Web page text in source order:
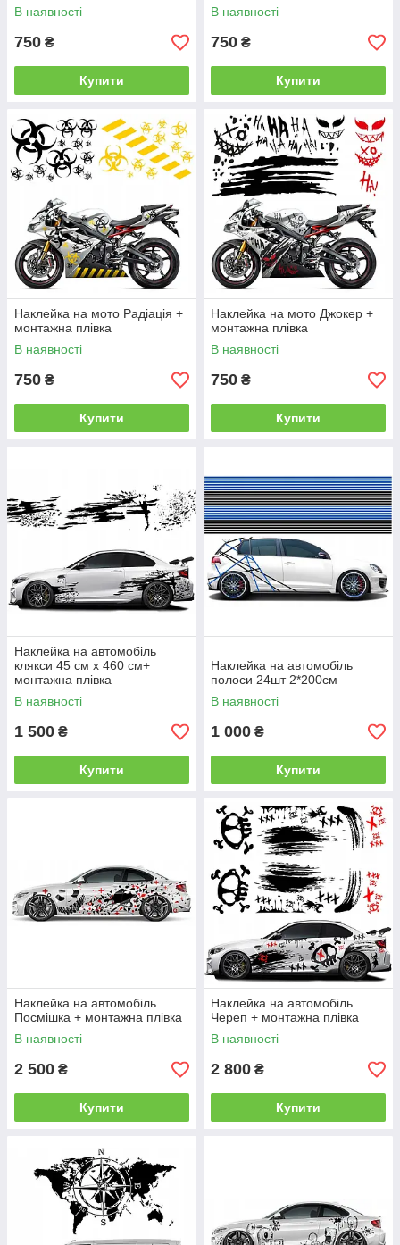
В наявності
750 ₴
Купити
В наявності
750 ₴
Купити
Наклейка на мото Радіація +
монтажна плівка
В наявності
750 ₴
Купити
Наклейка на мото Джокер +
монтажна плівка
В наявності
750 ₴
Купити
Наклейка на автомобіль
клякси 45 см x 460 см+
монтажна плівка
В наявності
1 500 ₴
Купити
Наклейка на автомобіль
полоси 24шт 2*200см
В наявності
1 000 ₴
Купити
Наклейка на автомобіль
Посмішка + монтажна плівка
В наявності
2 500 ₴
Купити
Наклейка на автомобіль
Череп + монтажна плівка
В наявності
2 800 ₴
Купити